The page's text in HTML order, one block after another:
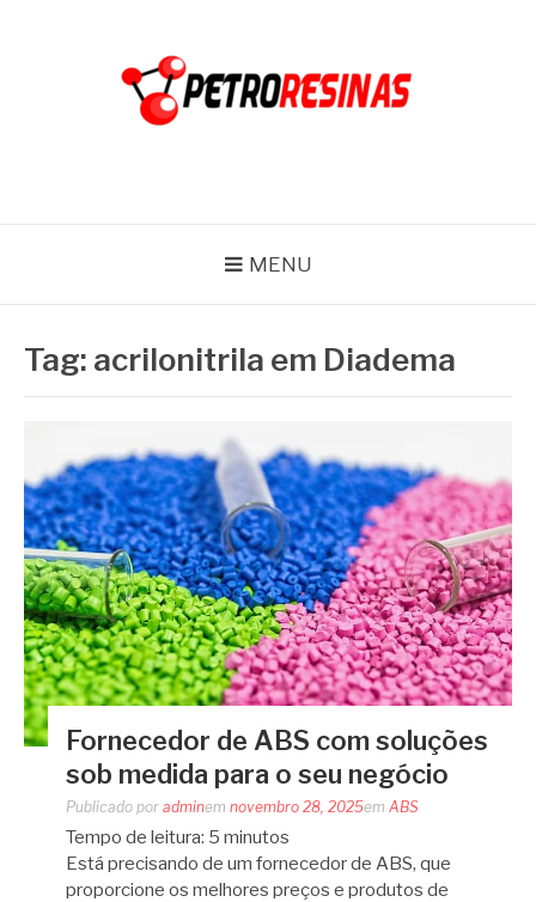
MENU
Tag: acrilonitrila em Diadema
Fornecedor de ABS com soluções
sob medida para o seu negócio
Publicado por adminem novembro 28, 2025em ABS
Tempo de leitura: 5 minutos
Está precisando de um fornecedor de ABS, que
proporcione os melhores preços e produtos de